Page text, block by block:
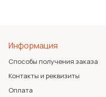
Информация
Способы получения заказа
Контакты и реквизиты
Оплата